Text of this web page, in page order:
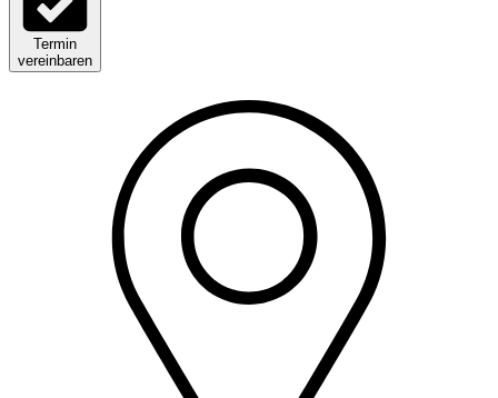
Termin
vereinbaren